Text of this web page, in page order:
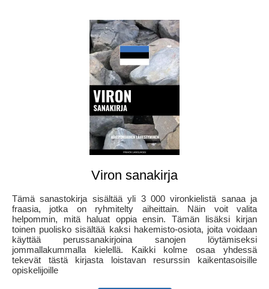
Viron sanakirja
Tämä sanastokirja sisältää yli 3 000 vironkielistä sanaa ja
fraasia, jotka on ryhmitelty aiheittain. Näin voit valita
helpommin, mitä haluat oppia ensin. Tämän lisäksi kirjan
toinen puolisko sisältää kaksi hakemisto-osiota, joita voidaan
käyttää perussanakirjoina sanojen löytämiseksi
jommallakummalla kielellä. Kaikki kolme osaa yhdessä
tekevät tästä kirjasta loistavan resurssin kaikentasoisille
opiskelijoille